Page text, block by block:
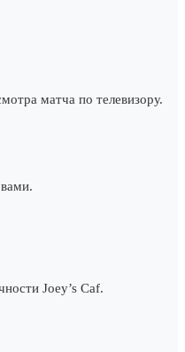
матча по телевизору.
Joey’s Caf.